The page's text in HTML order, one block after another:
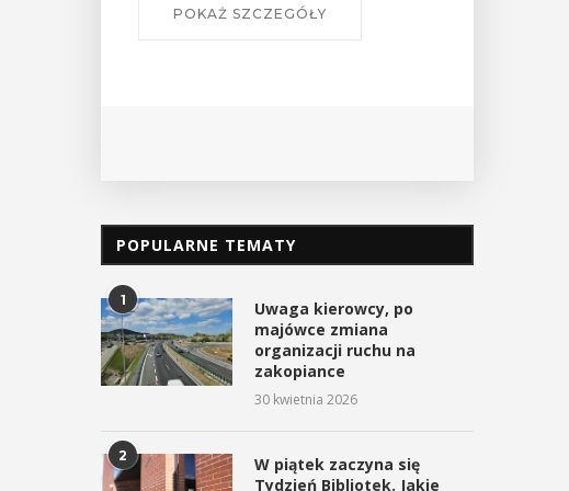
POPULARNE TEMATY
1
Uwaga kierowcy, po
majówce zmiana
organizacji ruchu na
zakopiance
30 kwietnia 2026
2
W piątek zaczyna się
Tydzień Bibliotek. Jakie